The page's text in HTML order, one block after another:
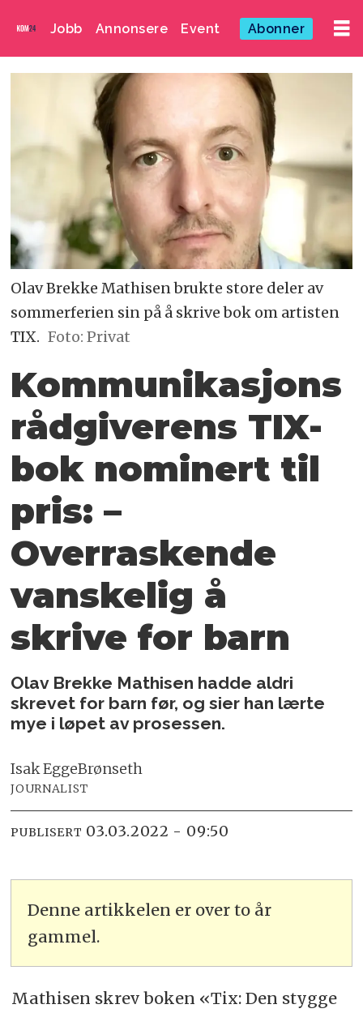
Jobb Annonsere Event Abonner
Olav Brekke Mathisen brukte store deler av
sommerferien sin på å skrive bok om artisten
TIX. Foto: Privat
Kommunikasjons
rådgiverens TIX-
bok nominert til
pris: –
Overraskende
vanskelig å
skrive for barn
Olav Brekke Mathisen hadde aldri
skrevet for barn før, og sier han lærte
mye i løpet av prosessen.
Isak EggeBrønseth
JOURNALIST
PUBLISERT 03.03.2022 - 09:50
Denne artikkelen er over to år
gammel.
Mathisen skrev boken «Tix: Den stygge